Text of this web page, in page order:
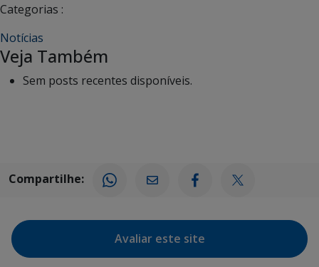
Categorias :
Notícias
Veja Também
Sem posts recentes disponíveis.
Compartilhe:
Avaliar este site